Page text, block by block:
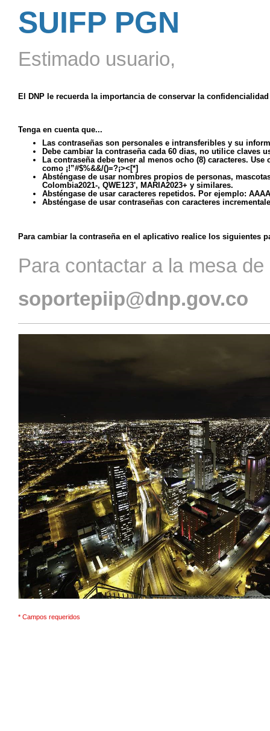
SUIFP PGN
Estimado usuario,
El DNP le recuerda la importancia de conservar la
Tenga en cuenta que...
Las contraseñas son personales e intransferibles y su
Debe cambiar la contraseña cada 60 dias, no utilice claves
La contraseña debe tener al menos ocho (8) caracteres.
como ¡!”#$%&&/()=?¡><[*]
Absténgase de usar nombres propios de personas,
Colombia2021-, QWE123', MARIA2023+ y similares.
Absténgase de usar caracteres repetidos. Por ejemplo:
Absténgase de usar contraseñas con caracteres
Para cambiar la contraseña en el aplicativo realice los siguientes
Para contactar a la mesa
soportepiip@dnp.gov.co
* Campos requeridos